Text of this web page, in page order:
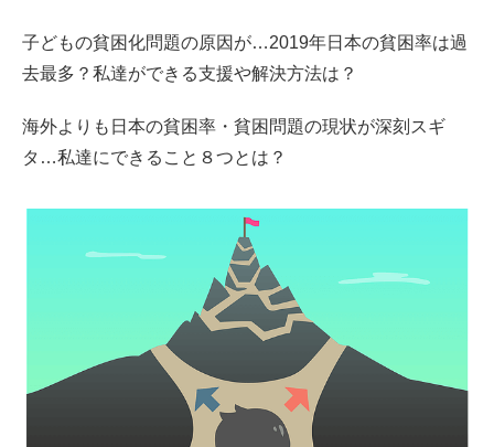
子どもの貧困化問題の原因が…2019年日本の貧困率は過
去最多？私達ができる支援や解決方法は？
海外よりも日本の貧困率・貧困問題の現状が深刻スギ
タ…私達にできること８つとは？